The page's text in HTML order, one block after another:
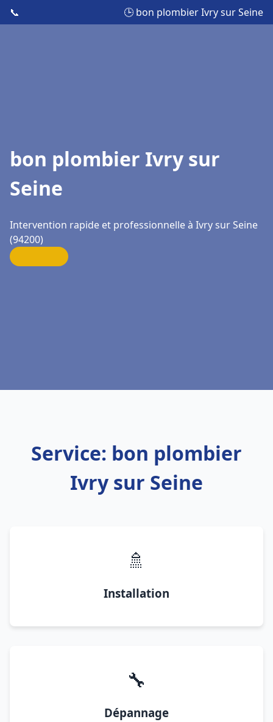
📞 🕒 bon plombier Ivry sur Seine
bon plombier Ivry sur
Seine
Intervention rapide et professionnelle à Ivry sur Seine
(94200)
Service: bon plombier
Ivry sur Seine
🚿
Installation
🔧
Dépannage